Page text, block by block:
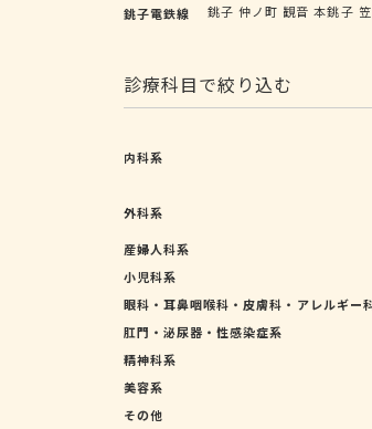
銚子電鉄線 銚子 仲ノ町 観音 本銚子
診療科目で絞り込む
内科系
外科系
産婦人科系
小児科系
眼科・耳鼻咽喉科・皮膚科・アレルギー
肛門・泌尿器・性感染症系
精神科系
美容系
その他